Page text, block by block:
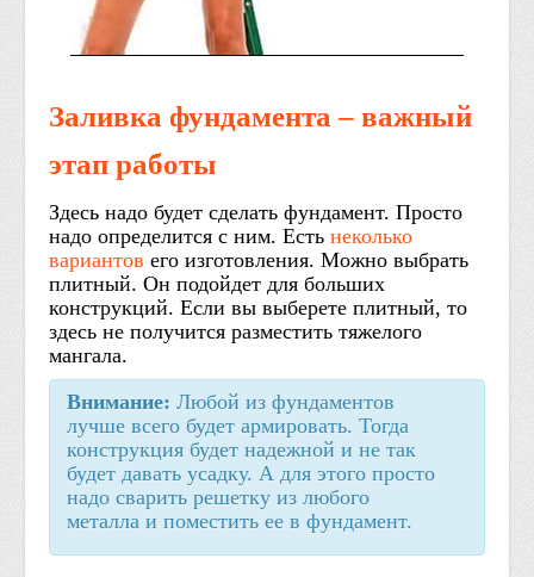
Заливка фундамента – важный
этап работы
Здесь надо будет сделать фундамент. Просто
надо определится с ним. Есть неколько
вариантов его изготовления. Можно выбрать
плитный. Он подойдет для больших
конструкций. Если вы выберете плитный, то
здесь не получится разместить тяжелого
мангала.
Внимание: Любой из фундаментов
лучше всего будет армировать. Тогда
конструкция будет надежной и не так
будет давать усадку. А для этого просто
надо сварить решетку из любого
металла и поместить ее в фундамент.